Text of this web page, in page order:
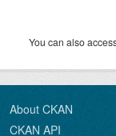
You can also
About CKAN
CKAN API